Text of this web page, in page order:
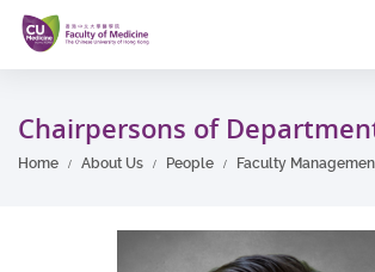
Skip
main
content
Chairpersons of
Home About Us People Faculty